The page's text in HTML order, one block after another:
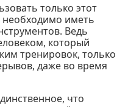
только этот
иметь
Ведь
который
тренировок, только
даже во время
что